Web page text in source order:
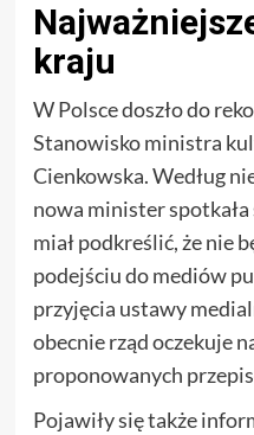
kraju
W Polsce doszło do
Stanowisko ministra
Cienkowska. Według
nowa minister
miał podkreślić, że nie
podejściu do mediów
przyjęcia ustawy
obecnie rząd oczekuje
proponowanych
Pojawiły się także